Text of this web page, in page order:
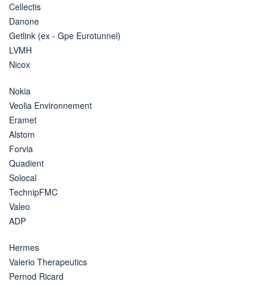
Cellectis
Danone
Getlink (ex - Gpe Eurotunnel)
LVMH
Nicox
Nokia
Veolia Environnement
Eramet
Alstom
Forvia
Quadient
Solocal
TechnipFMC
Valeo
ADP
Hermes
Valerio Therapeutics
Pernod Ricard